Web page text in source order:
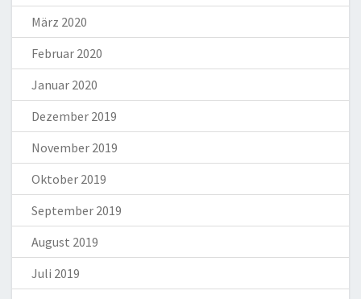
März 2020
Februar 2020
Januar 2020
Dezember 2019
November 2019
Oktober 2019
September 2019
August 2019
Juli 2019